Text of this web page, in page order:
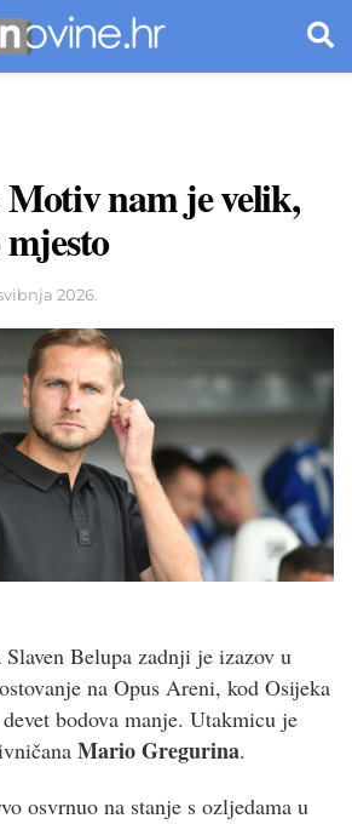
nam je velik,
2026.
Slaven Belupa zadnji je izazov u
na Opus Areni, kod Osijeka
bodova manje. Utakmicu je
MarioGregurina.
osvrnuo na stanje s ozljedama u